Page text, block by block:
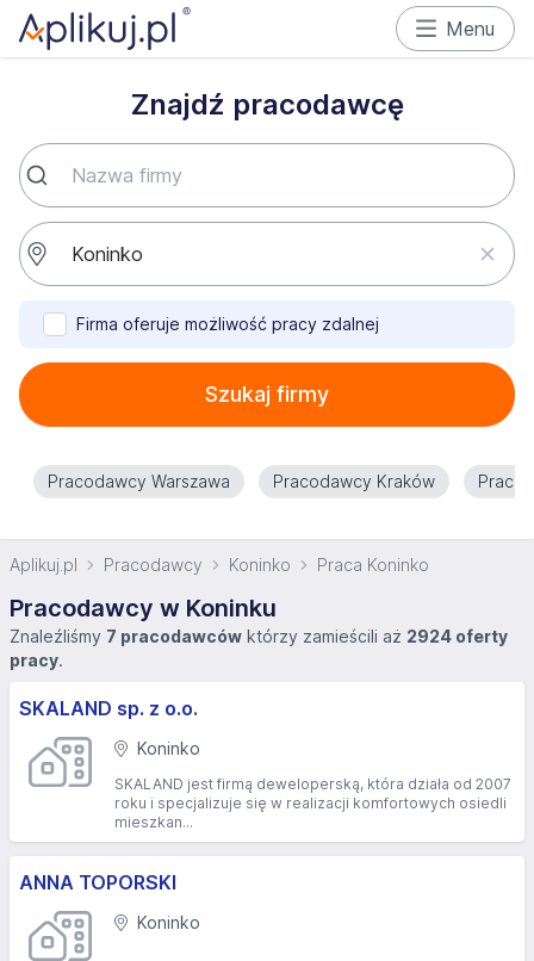
Menu
Znajdź pracodawcę
Firma oferuje możliwość pracy zdalnej
Szukaj firmy
Pracodawcy Warszawa Pracodawcy Kraków
Aplikuj.pl Pracodawcy Koninko Praca Koninko
Pracodawcy w Koninku
Znaleźliśmy 7 pracodawców którzy zamieścili aż 2924 oferty
pracy.
SKALAND sp. z o.o.
Koninko
SKALAND jest firmą deweloperską, która działa od 2007
roku i specjalizuje się w realizacji komfortowych osiedli
mieszkan...
ANNA TOPORSKI
Koninko